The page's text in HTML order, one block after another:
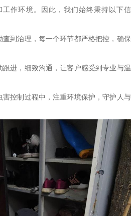
作环境。因此，我们始终秉持以下信
查到治理，每一个环节都严格把控，确保
跟进，细致沟通，让客户感受到专业与温
害控制过程中，注重环境保护，守护人与